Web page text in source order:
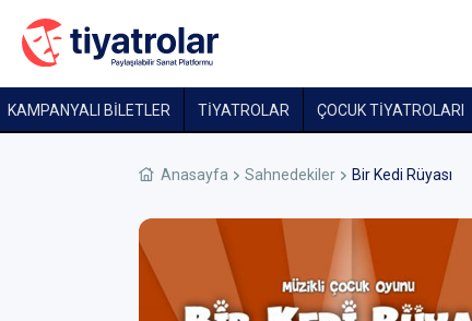
KAMPANYALI BİLETLER TİYATROLAR ÇOCUK TIYATROLARI
Anasayfa Sahnedekiler Bir Kedi Rüyası